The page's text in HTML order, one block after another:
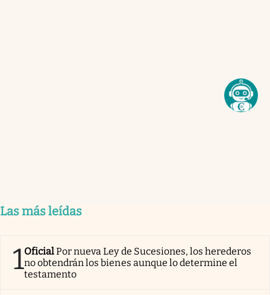
Las más leídas
1OficialPor nueva Ley de Sucesiones, los herederos
no obtendrán los bienes aunque lo determine el
testamento